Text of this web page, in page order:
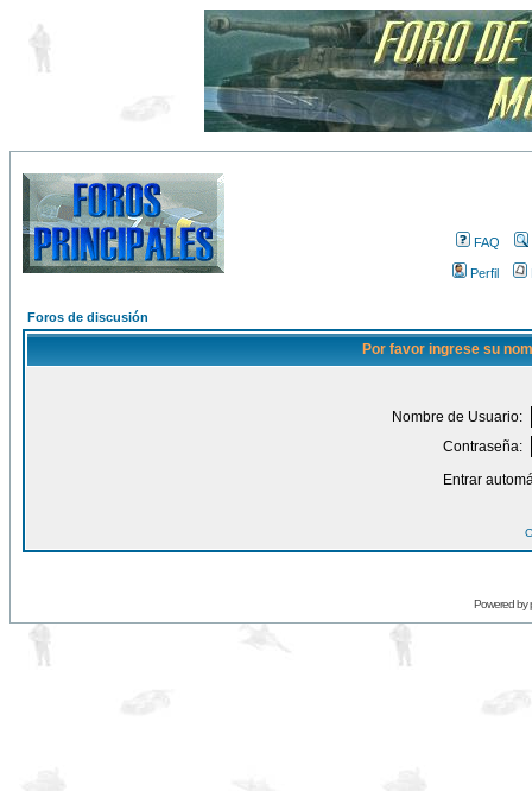
FAQ
Perfil
Foros de discusión
Por favor ingrese su
Nombre de Usuario:
Contraseña:
Entrar
Powered by